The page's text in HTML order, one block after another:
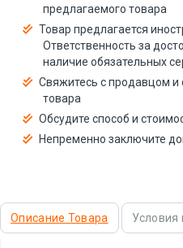
предлагаемого товара
Товар предлагается
Ответственность за
наличие обязательных
Свяжитесь с продавцом и
товара
Обсудите способ и
Непременно заключите
Описание Товара Условия